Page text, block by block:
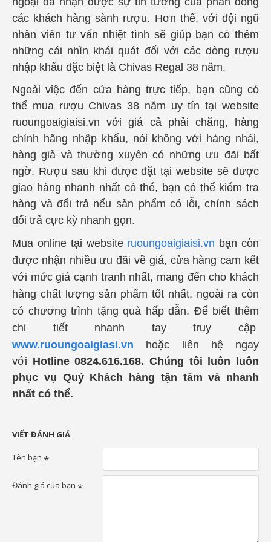
các khách hàng sành rượu. Hơn thế, với đội ngũ
nhân viên tư vấn nhiệt tình sẽ giúp bạn có thêm
những cái nhìn khái quát đối với các dòng rượu
nhập khẩu đặc biệt là Chivas Regal 38 năm.
Ngoài việc đến cửa hàng trực tiếp, bạn cũng có
thể mua rượu Chivas 38 năm uy tín tại website
ruoungoaigiaisi.vn với giá cả phải chăng, hàng
chính hãng nhập khẩu, nói không với hàng nhái,
hàng giả và thường xuyên có những ưu đãi bất
ngờ. Rượu sau khi được đặt tại website sẽ được
giao hàng nhanh nhất có thể, bạn có thể kiểm tra
hàng và đổi trả nếu sản phẩm có lỗi, chính sách
đổi trả cực kỳ nhanh gọn.
Mua online tại website ruoungoaigiaisi.vn bạn còn
được nhận nhiều ưu đãi về giá, cửa hàng cam kết
với mức giá cạnh tranh nhất, mang đến cho khách
hàng chất lượng sản phẩm tốt nhất, ngoài ra còn
có chương trình tặng quà hấp dẫn. Để biết thêm
chi tiết nhanh tay truy cập
www.ruoungoaigiasi.vn hoặc liên hệ ngay
với Hotline 0824.616.168. Chúng tôi luôn luôn
phục vụ Quý Khách hàng tận tâm và nhanh
nhất có thể.
VIẾT ĐÁNH GIÁ
Tên bạn
Đánh giá của bạn